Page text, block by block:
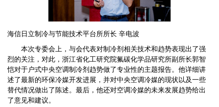
海信日立制冷与节能技术平台所所长 辛电波
本次专委会上，与会代表对制冷剂相关技术和趋势表现出了强
烈的关注，对此，浙江省化工研究院氟碳化学品研究所副所长郭智
恺对于户式中央空调制冷剂趋势做了专业性的主题报告。他详细讲
述了最新的环保冷媒开发进展，并对中央空调冷媒的现状以及一些
替代情况做出了陈述。最后，他还对空调冷媒的未来发展趋势给出
了意见和建议。